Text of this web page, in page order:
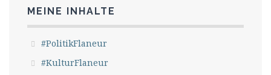
MEINE INHALTE
#PolitikFlaneur
#KulturFlaneur